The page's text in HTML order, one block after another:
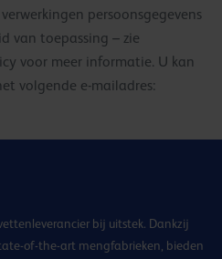
persoonsgegevens
van toepassing – zie
voor meer informatie. U kan
volgende e-mailadres:
bij uitstek. Dankzij
of-the-art mengfabrieken, bieden